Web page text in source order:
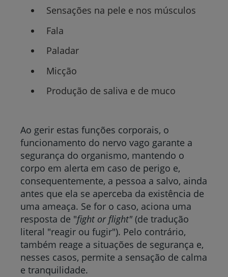
Sensações na pele e nos músculos
Fala
Paladar
Micção
Produção de saliva e de muco
Ao gerir estas funções corporais, o
funcionamento do nervo vago garante a
segurança do organismo, mantendo o
corpo em alerta em caso de perigo e,
consequentemente, a pessoa a salvo, ainda
antes que ela se aperceba da existência de
uma ameaça. Se for o caso, aciona uma
resposta de "fight or flight" (de tradução
literal "reagir ou fugir"). Pelo contrário,
também reage a situações de segurança e,
nesses casos, permite a sensação de calma
e tranquilidade.